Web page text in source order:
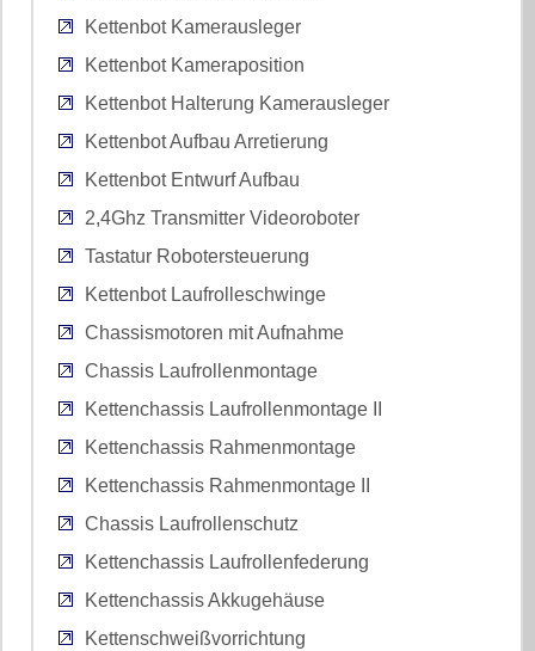
Kettenbot Kamerausleger
Kettenbot Kameraposition
Kettenbot Halterung Kamerausleger
Kettenbot Aufbau Arretierung
Kettenbot Entwurf Aufbau
2,4Ghz Transmitter Videoroboter
Tastatur Robotersteuerung
Kettenbot Laufrolleschwinge
Chassismotoren mit Aufnahme
Chassis Laufrollenmontage
Kettenchassis Laufrollenmontage II
Kettenchassis Rahmenmontage
Kettenchassis Rahmenmontage II
Chassis Laufrollenschutz
Kettenchassis Laufrollenfederung
Kettenchassis Akkugehäuse
Kettenschweißvorrichtung